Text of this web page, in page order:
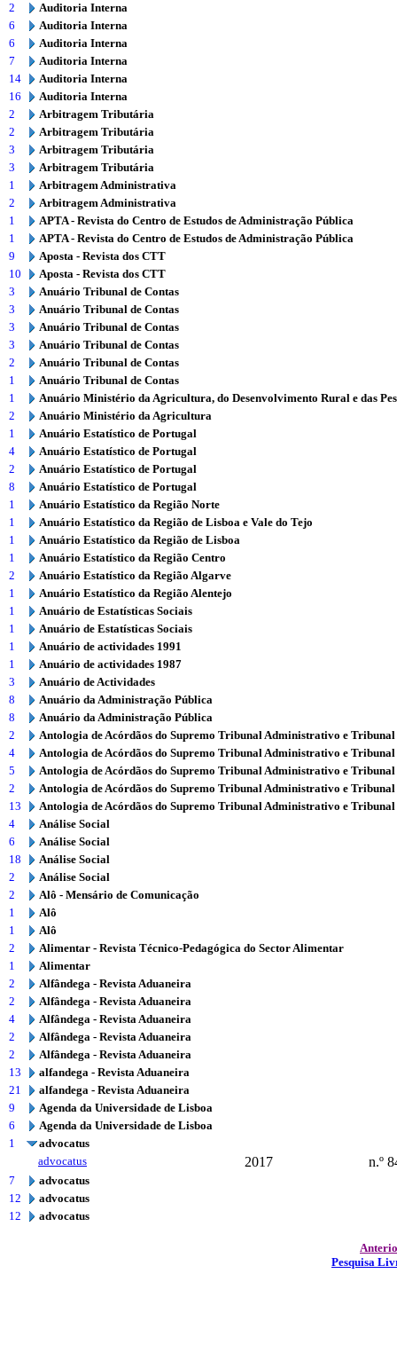
2
Auditoria Interna
6
Auditoria Interna
6
Auditoria Interna
7
Auditoria Interna
14
Auditoria Interna
16
Auditoria Interna
2
Arbitragem Tributária
2
Arbitragem Tributária
3
Arbitragem Tributária
3
Arbitragem Tributária
1
Arbitragem Administrativa
2
Arbitragem Administrativa
1
APTA - Revista do Centro de Estudos de Administração Pública
1
APTA - Revista do Centro de Estudos de Administração Pública
9
Aposta - Revista dos CTT
10
Aposta - Revista dos CTT
3
Anuário Tribunal de Contas
3
Anuário Tribunal de Contas
3
Anuário Tribunal de Contas
3
Anuário Tribunal de Contas
2
Anuário Tribunal de Contas
1
Anuário Tribunal de Contas
1
Anuário Ministério da Agricultura, do Desenvolvimento Rural e das
2
Anuário Ministério da Agricultura
1
Anuário Estatístico de Portugal
4
Anuário Estatístico de Portugal
2
Anuário Estatístico de Portugal
8
Anuário Estatístico de Portugal
1
Anuário Estatístico da Região Norte
1
Anuário Estatístico da Região de Lisboa e Vale do Tejo
1
Anuário Estatístico da Região de Lisboa
1
Anuário Estatístico da Região Centro
2
Anuário Estatístico da Região Algarve
1
Anuário Estatístico da Região Alentejo
1
Anuário de Estatísticas Sociais
1
Anuário de Estatísticas Sociais
1
Anuário de actividades 1991
1
Anuário de actividades 1987
3
Anuário de Actividades
8
Anuário da Administração Pública
8
Anuário da Administração Pública
2
Antologia de Acórdãos do Supremo Tribunal Administrativo e
4
Antologia de Acórdãos do Supremo Tribunal Administrativo e
5
Antologia de Acórdãos do Supremo Tribunal Administrativo e
2
Antologia de Acórdãos do Supremo Tribunal Administrativo e
13
Antologia de Acórdãos do Supremo Tribunal Administrativo e
4
Análise Social
6
Análise Social
18
Análise Social
2
Análise Social
2
Alô - Mensário de Comunicação
1
Alô
1
Alô
2
Alimentar - Revista Técnico-Pedagógica do Sector Alimentar
1
Alimentar
2
Alfândega - Revista Aduaneira
2
Alfândega - Revista Aduaneira
4
Alfândega - Revista Aduaneira
2
Alfândega - Revista Aduaneira
2
Alfândega - Revista Aduaneira
13
alfandega - Revista Aduaneira
21
alfandega - Revista Aduaneira
9
Agenda da Universidade de Lisboa
6
Agenda da Universidade de Lisboa
1
advocatus
advocatus
2017 n.º
7
advocatus
12
advocatus
12
advocatus
Pesquisa